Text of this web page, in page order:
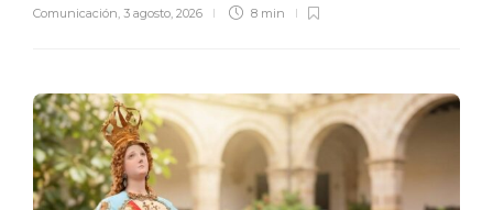
Comunicación 3 agosto, 2026 8 min